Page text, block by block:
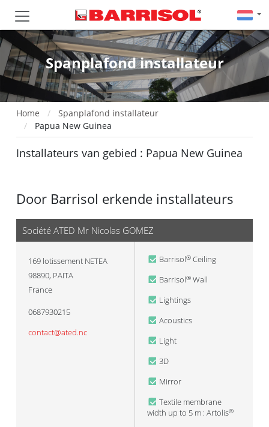
Spanplafond installateur
Home
Spanplafond installateur
Papua New Guinea
Installateurs van gebied : Papua New Guinea
Door Barrisol erkende installateurs
Société ATED Mr Nicolas GOMEZ
169 lotissement NETEA
98890, PAITA
France
0687930215
contact@ated.nc
Barrisol® Ceiling
Barrisol® Wall
Lightings
Acoustics
Light
3D
Mirror
Textile membrane
width up to 5 m : Artolis®